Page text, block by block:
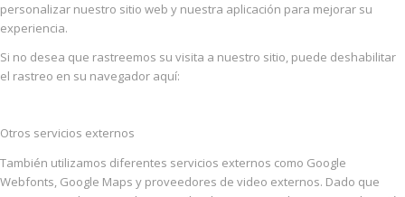
personalizar nuestro sitio web y nuestra aplicación para mejorar su
experiencia.
Si no desea que rastreemos su visita a nuestro sitio, puede deshabilitar
el rastreo en su navegador aquí:
Otros servicios externos
También utilizamos diferentes servicios externos como Google
Webfonts, Google Maps y proveedores de video externos. Dado que